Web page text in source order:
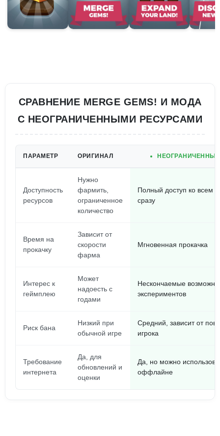
СРАВНЕНИЕ MERGE GEMS! И МОДА
С НЕОГРАНИЧЕННЫМИ РЕСУРСАМИ
ПАРАМЕТР ОРИГИНАЛ
Доступность
ресурсов
Нужно
фармить,
ограниченное
количество
Полный доступ ко всем
сразу
Время на
прокачку
Зависит от
скорости
фарма
Мгновенная прокачка
Интерес к
геймплею
Может
надоесть с
годами
Нескончаемые
экспериментов
Риск бана
Низкий при
обычной игре
Средний, зависит от
игрока
Требование
интернета
Да, для
обновлений и
оценки
Да, но можно
оффлайне